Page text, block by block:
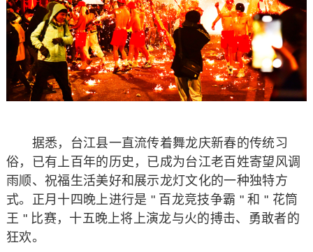
据悉，台江县一直流传着舞龙庆新春的传统习
俗，已有上百年的历史，已成为台江老百姓寄望风调
雨顺、祝福生活美好和展示龙灯文化的一种独特方
式。正月十四晚上进行是 " 百龙竞技争霸 " 和 " 花筒
王 " 比赛，十五晚上将上演龙与火的搏击、勇敢者的
狂欢。